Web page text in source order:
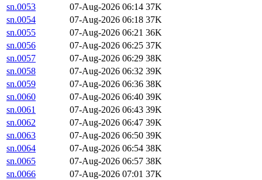
sn.0053
07-Aug-2026 06:14 37K
sn.0054
07-Aug-2026 06:18 37K
sn.0055
07-Aug-2026 06:21 36K
sn.0056
07-Aug-2026 06:25 37K
sn.0057
07-Aug-2026 06:29 38K
sn.0058
07-Aug-2026 06:32 39K
sn.0059
07-Aug-2026 06:36 38K
sn.0060
07-Aug-2026 06:40 39K
sn.0061
07-Aug-2026 06:43 39K
sn.0062
07-Aug-2026 06:47 39K
sn.0063
07-Aug-2026 06:50 39K
sn.0064
07-Aug-2026 06:54 38K
sn.0065
07-Aug-2026 06:57 38K
sn.0066
07-Aug-2026 07:01 37K